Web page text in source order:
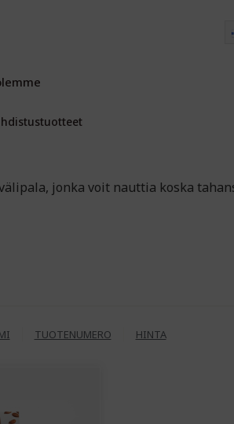
jonka voit nauttia koska
TUOTENUMERO HINTA